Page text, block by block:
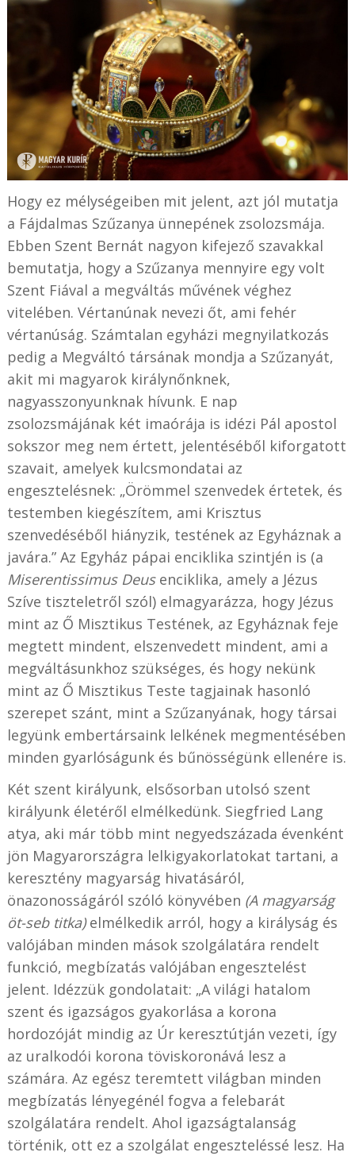
Hogy ez mélységeiben mit jelent, azt jól mutatja
a Fájdalmas Szűzanya ünnepének zsolozsmája.
Ebben Szent Bernát nagyon kifejező szavakkal
bemutatja, hogy a Szűzanya mennyire egy volt
Szent Fiával a megváltás művének véghez
vitelében. Vértanúnak nevezi őt, ami fehér
vértanúság. Számtalan egyházi megnyilatkozás
pedig a Megváltó társának mondja a Szűzanyát,
akit mi magyarok királynőnknek,
nagyasszonyunknak hívunk. E nap
zsolozsmájának két imaórája is idézi Pál apostol
sokszor meg nem értett, jelentéséből kiforgatott
szavait, amelyek kulcsmondatai az
engesztelésnek: „Örömmel szenvedek értetek, és
testemben kiegészítem, ami Krisztus
szenvedéséből hiányzik, testének az Egyháznak a
javára.” Az Egyház pápai enciklika szintjén is (a
Miserentissimus Deusenciklika, amely a Jézus
Szíve tiszteletről szól) elmagyarázza, hogy Jézus
mint az Ő Misztikus Testének, az Egyháznak feje
megtett mindent, elszenvedett mindent, ami a
megváltásunkhoz szükséges, és hogy nekünk
mint az Ő Misztikus Teste tagjainak hasonló
szerepet szánt, mint a Szűzanyának, hogy társai
legyünk embertársaink lelkének megmentésében
minden gyarlóságunk és bűnösségünk ellenére is.
Két szent királyunk, elsősorban utolsó szent
királyunk életéről elmélkedünk. Siegfried Lang
atya, aki már több mint negyedszázada évenként
jön Magyarországra lelkigyakorlatokat tartani, a
keresztény magyarság hivatásáról,
önazonosságáról szóló könyvében (A magyarság
öt-seb titka)elmélkedik arról, hogy a királyság és
valójában minden mások szolgálatára rendelt
funkció, megbízatás valójában engesztelést
jelent. Idézzük gondolatait: „A világi hatalom
szent és igazságos gyakorlása a korona
hordozóját mindig az Úr keresztútján vezeti, így
az uralkodói korona töviskoronává lesz a
számára. Az egész teremtett világban minden
megbízatás lényegénél fogva a felebarát
szolgálatára rendelt. Ahol igazságtalanság
történik, ott ez a szolgálat engeszteléssé lesz. Ha